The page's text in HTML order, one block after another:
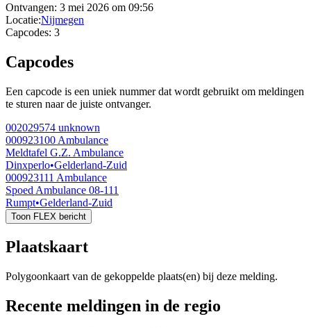
Ontvangen: 3 mei 2026 om 09:56
Locatie:Nijmegen
Capcodes: 3
Capcodes
Een capcode is een uniek nummer dat wordt gebruikt om meldingen
te sturen naar de juiste ontvanger.
002029574 unknown
000923100 Ambulance
Meldtafel G.Z. Ambulance
Dinxperlo•Gelderland-Zuid
000923111 Ambulance
Spoed Ambulance 08-111
Rumpt•Gelderland-Zuid
Toon FLEX bericht
Plaatskaart
Polygoonkaart van de gekoppelde plaats(en) bij deze melding.
Recente meldingen in de regio